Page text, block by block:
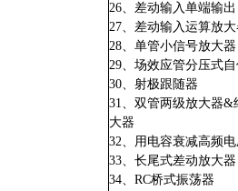
26、差动输入单端输出
27、差动输入运算放
28、单管小信号放大器
29、场效应管分压式
30、射极跟随器
31、双管两级放大器&
大器
32、用电容衰减高频
33、长尾式差动放大器
34、RC桥式振荡器